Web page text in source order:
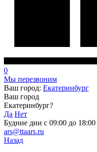
0
Мы перезвоним
Ваш город: Екатеринбург
Ваш город
Екатеринбург?
Да Нет
Будние дни с 09:00 до 18:00
ars@ttaars.ru
Назад